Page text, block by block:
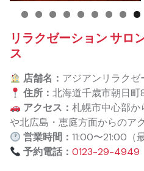
リラクゼーション サロ
ス
店舗名： アジアンリラク
住所：北海道千歳市朝日町
アクセス：札幌市中心部か
や北広島・恵庭方面からのア
営業時間：11:00〜21:00（
予約電話：0123-29-4949